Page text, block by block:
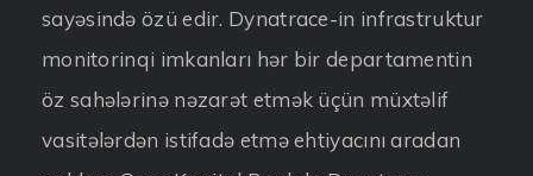
sayəsində özü edir. Dynatrace-in infrastruktur
monitorinqi imkanları hər bir departamentin
öz sahələrinə nəzarət etmək üçün müxtəlif
vasitələrdən istifadə etmə ehtiyacını aradan